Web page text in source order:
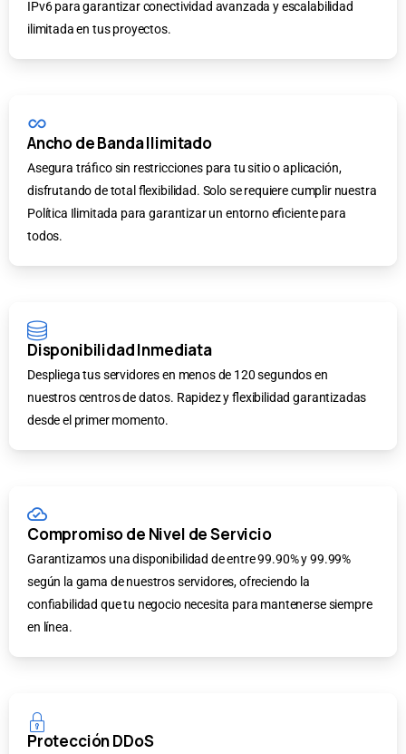
IPv6 para garantizar conectividad avanzada y escalabilidad
ilimitada en tus proyectos.
Ancho de Banda Ilimitado
Asegura tráfico sin restricciones para tu sitio o aplicación,
disfrutando de total flexibilidad. Solo se requiere cumplir nuestra
Política Ilimitada para garantizar un entorno eficiente para
todos.
Disponibilidad Inmediata
Despliega tus servidores en menos de 120 segundos en
nuestros centros de datos. Rapidez y flexibilidad garantizadas
desde el primer momento.
Compromiso de Nivel de Servicio
Garantizamos una disponibilidad de entre 99.90% y 99.99%
según la gama de nuestros servidores, ofreciendo la
confiabilidad que tu negocio necesita para mantenerse siempre
en línea.
Protección DDoS